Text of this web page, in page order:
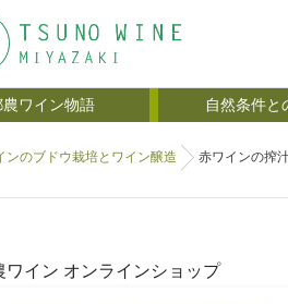
農ワイン物語 自然条件と
ンのブドウ栽培とワイン醸造 赤ワインの搾
ワイン オンラインショップ